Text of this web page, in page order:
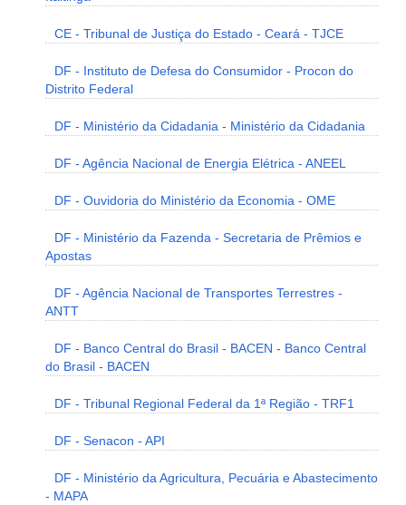
CE - Tribunal de Justiça do Estado - Ceará - TJCE
DF - Instituto de Defesa do Consumidor - Procon do
Distrito Federal
DF - Ministério da Cidadania - Ministério da Cidadania
DF - Agência Nacional de Energia Elétrica - ANEEL
DF - Ouvidoria do Ministério da Economia - OME
DF - Ministério da Fazenda - Secretaria de Prêmios e
Apostas
DF - Agência Nacional de Transportes Terrestres -
ANTT
DF - Banco Central do Brasil - BACEN - Banco Central
do Brasil - BACEN
DF - Tribunal Regional Federal da 1ª Região - TRF1
DF - Senacon - API
DF - Ministério da Agricultura, Pecuária e Abastecimento
- MAPA